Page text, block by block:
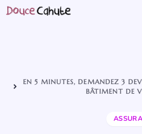
Aller
EN 5 MINUTES, DEMANDEZ 3
BÂTIMENT DE